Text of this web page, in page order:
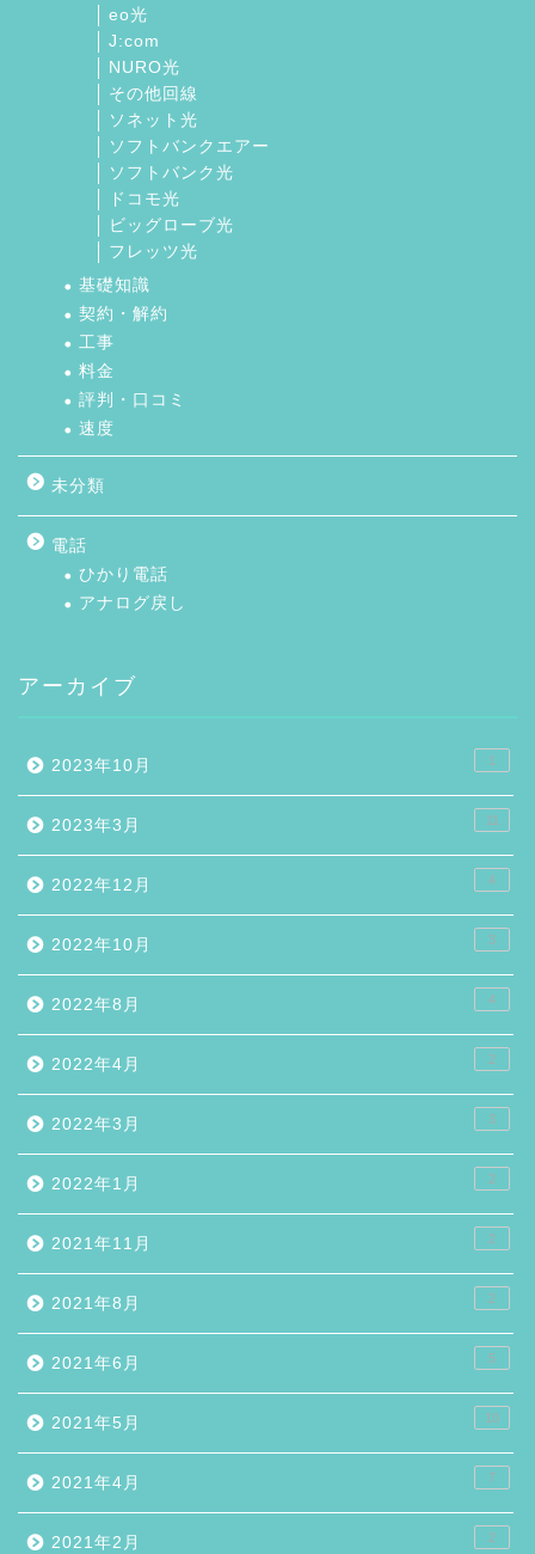
eo光
J:com
NURO光
その他回線
ソネット光
ソフトバンクエアー
ソフトバンク光
ドコモ光
ビッグローブ光
フレッツ光
基礎知識
契約・解約
工事
料金
評判・口コミ
速度
未分類
電話
ひかり電話
アナログ戻し
アーカイブ
2023年10月 1
2023年3月 11
2022年12月 4
2022年10月 3
2022年8月 4
2022年4月 2
2022年3月 3
2022年1月 2
2021年11月 2
2021年8月 2
2021年6月 5
2021年5月 10
2021年4月 7
2021年2月 2